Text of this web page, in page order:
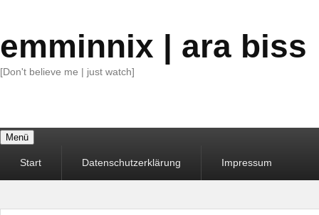
emminnix | ara biss
[Don't believe me | just watch]
Menü
MenüStart Datenschutzerklärung Impressum